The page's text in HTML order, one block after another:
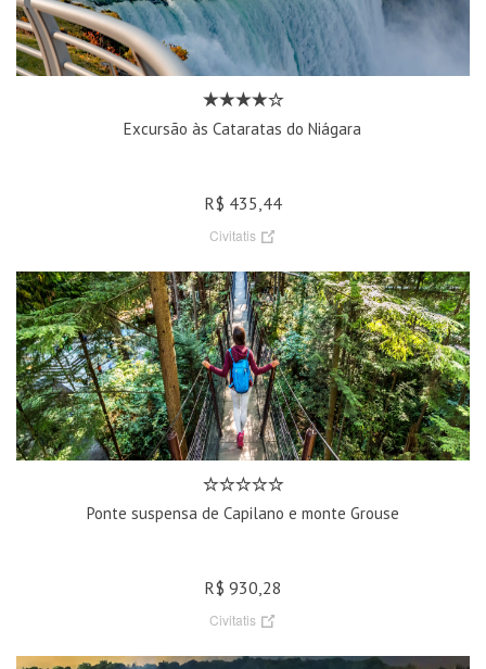
Excursão às Cataratas do Niágara
R$ 435,44
Civitatis
Ponte suspensa de Capilano e monte Grouse
R$ 930,28
Civitatis